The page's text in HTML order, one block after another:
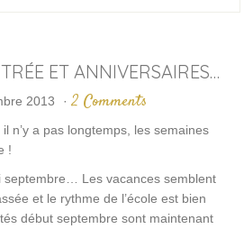
ET ANNIVERSAIRES…
2013 · 2 Comments
n’y a pas longtemps, les semaines
!
septembre… Les vacances semblent
et le rythme de l’école est bien
début septembre sont maintenant